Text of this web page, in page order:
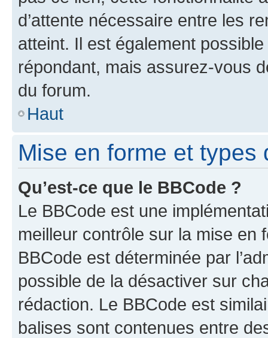
d’attente nécessaire entre les
atteint. Il est également
répondant, mais assurez-vous
du forum.
Haut
Mise en forme et types
Qu’est-ce que le BBCode ?
Le BBCode est une
meilleur contrôle sur la mise en
BBCode est déterminée par
possible de la désactiver sur
rédaction. Le BBCode est
balises sont contenues entre